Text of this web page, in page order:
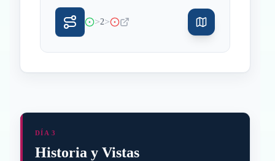
>2>
DÍA 3
Historia y Vistas